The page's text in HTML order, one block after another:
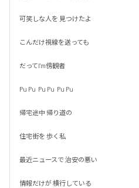
可笑しな人を 見つけたよ
こんだけ視線を送っても
だってI'm傍観者
Pu Pu  Pu Pu  Pu Pu
帰宅途中 帰り道の
住宅街を 歩く私
最近ニュースで 治安の悪い
情報だけが 横行している